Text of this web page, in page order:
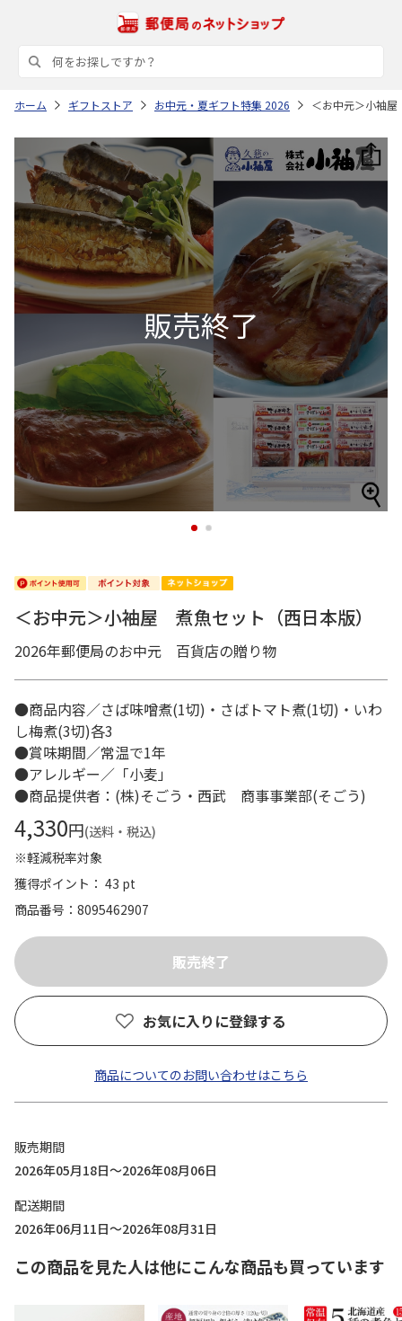
ホーム ギフトストア お中元・夏ギフト特集 2026 ＜お中元＞小袖
1 2
＜お中元＞小袖屋 煮魚セット（西日本版）
2026年郵便局のお中元 百貨店の贈り物
●商品内容／さば味噌煮(1切)・さばトマト煮(1切)・いわ
し梅煮(3切)各3
●賞味期間／常温で1年
●アレルギー／「小麦」
●商品提供者：(株)そごう・西武 商事事業部(そごう)
4,330円(送料・税込)
※軽減税率対象
獲得ポイント： 43 pt
商品番号
8095462907
お気に入りに登録する
商品についてのお問い合わせはこちら
販売期間
2026年05月18日～2026年08月06日
配送期間
2026年06月11日～2026年08月31日
この商品を見た人は他にこんな商品も買っています